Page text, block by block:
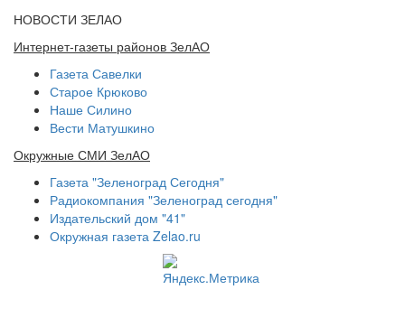
НОВОСТИ ЗЕЛАО
Интернет-газеты районов ЗелАО
Газета Савелки
Старое Крюково
Наше Силино
Вести Матушкино
Окружные СМИ ЗелАО
Газета "Зеленоград Сегодня"
Радиокомпания "Зеленоград сегодня"
Издательский дом "41"
Окружная газета Zelao.ru